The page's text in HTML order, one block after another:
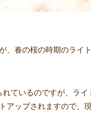
、春の桜の時期のライ
ているのですが、ラ
アップされますので、